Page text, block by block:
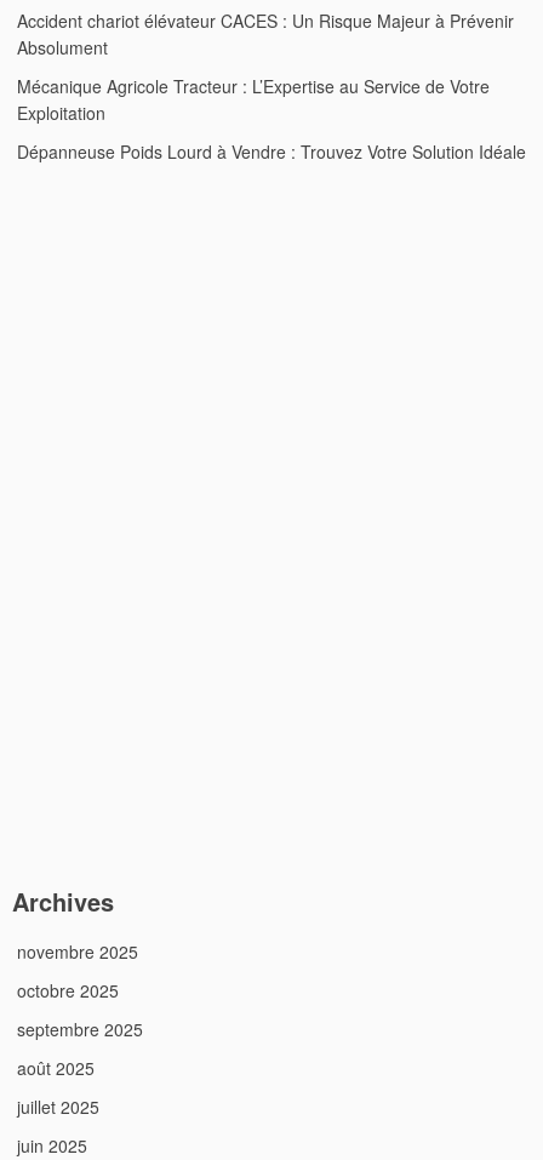
Accident chariot élévateur CACES : Un Risque Majeur à Prévenir
Absolument
Mécanique Agricole Tracteur : L’Expertise au Service de Votre
Exploitation
Dépanneuse Poids Lourd à Vendre : Trouvez Votre Solution Idéale
Archives
novembre 2025
octobre 2025
septembre 2025
août 2025
juillet 2025
juin 2025